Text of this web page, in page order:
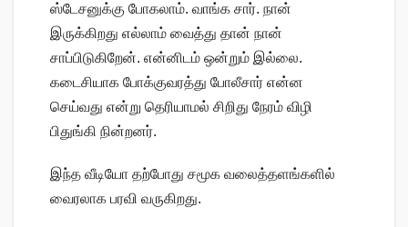
ஸ்டேசனுக்கு போகலாம். வாங்க சார். நான்
இருக்கிறது எல்லாம் வைத்து தான் நான்
சாப்பிடுகிறேன். என்னிடம் ஒன்றும் இல்லை.
கடைசியாக போக்குவரத்து போலீசார் என்ன
செய்வது என்று தெரியாமல் சிறிது நேரம் விழி
பிதுங்கி நின்றனர்.
இந்த வீடியோ தற்போது சமூக வலைத்தளங்களில்
வைரலாக பரவி வருகிறது.